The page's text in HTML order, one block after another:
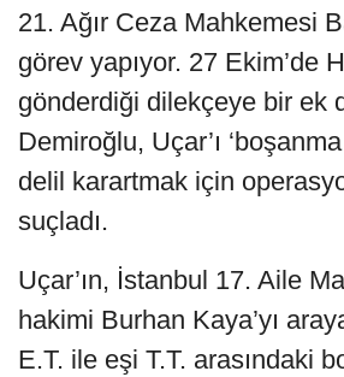
21. Ağır Ceza Mahkemesi
görev yapıyor. 27 Ekim’de
gönderdiği dilekçeye bir ek
Demiroğlu, Uçar’ı
delil karartmak için
suçladı.
Uçar’ın, İstanbul 17. Aile
hakimi Burhan Kaya’yı
E.T. ile eşi T.T. arasındaki